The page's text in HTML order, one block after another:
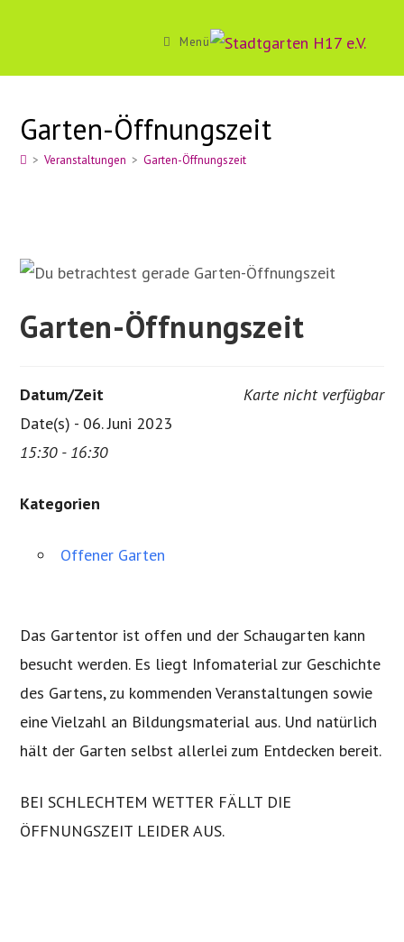
Menü
Garten-Öffnungszeit
> Veranstaltungen > Garten-Öffnungszeit
Garten-Öffnungszeit
Karte nicht verfügbar
Datum/Zeit
Date(s) - 06. Juni 2023
15:30 - 16:30
Kategorien
Offener Garten
Das Gartentor ist offen und der Schaugarten kann
besucht werden. Es liegt Infomaterial zur Geschichte
des Gartens, zu kommenden Veranstaltungen sowie
eine Vielzahl an Bildungsmaterial aus. Und natürlich
hält der Garten selbst allerlei zum Entdecken bereit.
BEI SCHLECHTEM WETTER FÄLLT DIE
ÖFFNUNGSZEIT LEIDER AUS.